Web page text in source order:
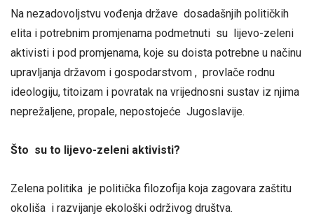
Na nezadovoljstvu vođenja države dosadašnjih političkih
elita i potrebnim promjenama podmetnuti su lijevo-zeleni
aktivisti i pod promjenama, koje su doista potrebne u načinu
upravljanja državom i gospodarstvom , provlače rodnu
ideologiju, titoizam i povratak na vrijednosni sustav iz njima
neprežaljene, propale, nepostojeće Jugoslavije.
Što su to lijevo-zeleni aktivisti?
Zelena politika je politička filozofija koja zagovara zaštitu
okoliša i razvijanje ekološki održivog društva.